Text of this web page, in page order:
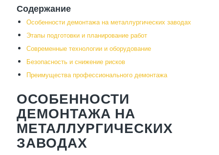
Содержание
Особенности демонтажа на металлургических заводах
Этапы подготовки и планирование работ
Современные технологии и оборудование
Безопасность и снижение рисков
Преимущества профессионального демонтажа
ОСОБЕННОСТИ
ДЕМОНТАЖА НА
МЕТАЛЛУРГИЧЕСКИХ
ЗАВОДАХ